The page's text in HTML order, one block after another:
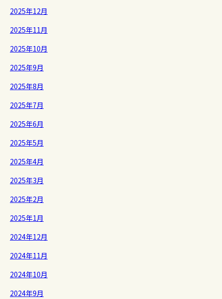
2025年12月
2025年11月
2025年10月
2025年9月
2025年8月
2025年7月
2025年6月
2025年5月
2025年4月
2025年3月
2025年2月
2025年1月
2024年12月
2024年11月
2024年10月
2024年9月